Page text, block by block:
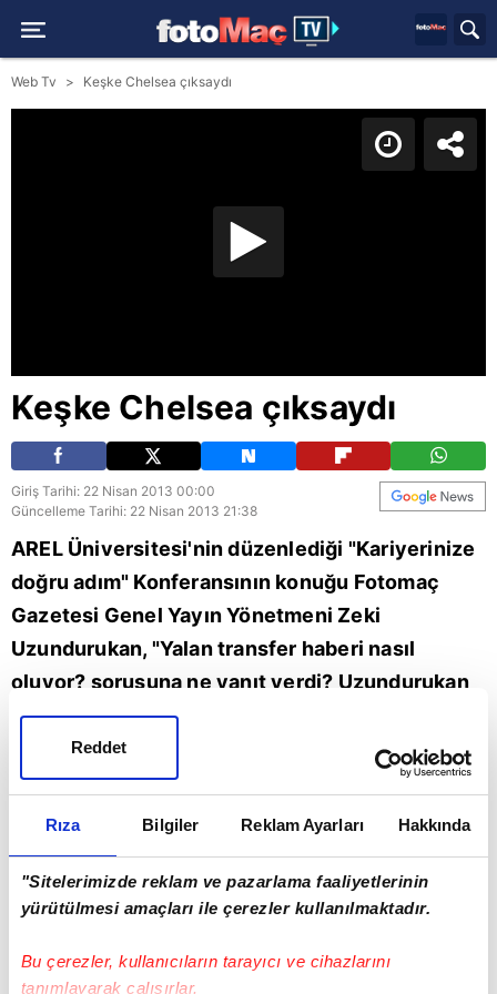
Rıza Bilgiler Reklam Ayarları Hakkında
"Sitelerimizde reklam ve pazarlama faaliyetlerinin
yürütülmesi amaçları ile çerezler kullanılmaktadır.
Bu çerezler, kullanıcıların tarayıcı ve cihazlarını
tanımlayarak çalışırlar.
Reddet
Web Tv Keşke Chelsea çıksaydı
Keşke Chelsea çıksaydı
Giriş Tarihi: 22 Nisan 2013 00:00
Güncelleme Tarihi: 22 Nisan 2013 21:38
AREL Üniversitesi'nin düzenlediği "Kariyerinize
doğru adım" Konferansının konuğu Fotomaç
Gazetesi Genel Yayın Yönetmeni Zeki
Uzundurukan, "Yalan transfer haberi nasıl
oluyor? sorusuna ne yanıt verdi? Uzundurukan
Fenerbahçe'nin Benfica karşısındaki şansı ne?
Kulüplerin başarısı Milli Takımımıza neden
yansımıyor? Sorularına da ilginç yanıtlar verdi.
AREL Üniversitesi öğrencileri Sabah ve
ilginç yorumlar yaptılar... Mutlaka izleyiniz.
Kamera: Serhan Çifdalöz, Hazırlayan: Yılmaz